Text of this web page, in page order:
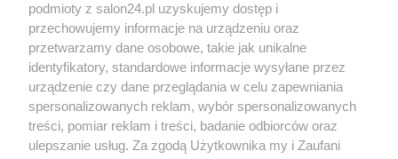
Społeczeństwo
Kultura
X Facebook Instagram Youtube
podmioty z salon24.pl uzyskujemy dostęp i
przechowujemy informacje na urządzeniu oraz
przetwarzamy dane osobowe, takie jak unikalne
identyfikatory, standardowe informacje wysyłane przez
urządzenie czy dane przeglądania w celu zapewniania
spersonalizowanych reklam, wybór spersonalizowanych
treści, pomiar reklam i treści, badanie odbiorców oraz
ulepszanie usług. Za zgodą Użytkownika my i Zaufani